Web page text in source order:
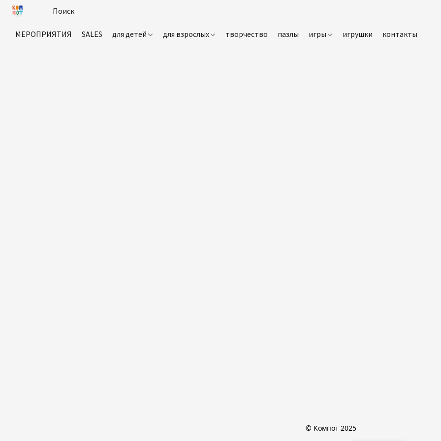
МЕРОПРИЯТИЯ SALES для детей для взрослых творчество пазлы игры игрушки контакты
© Компот 2025